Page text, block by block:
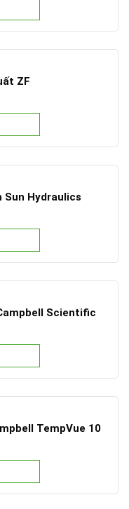
ZF
Hydraulics
Scientific
TempVue 10